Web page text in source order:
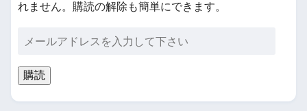
れません。購読の解除も簡単にできます。
購読